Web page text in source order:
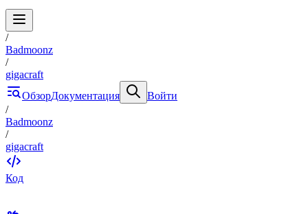
/
Badmoonz
/
gigacraft
ОбзорДокументация
Войти
/
Badmoonz
/
gigacraft
Код